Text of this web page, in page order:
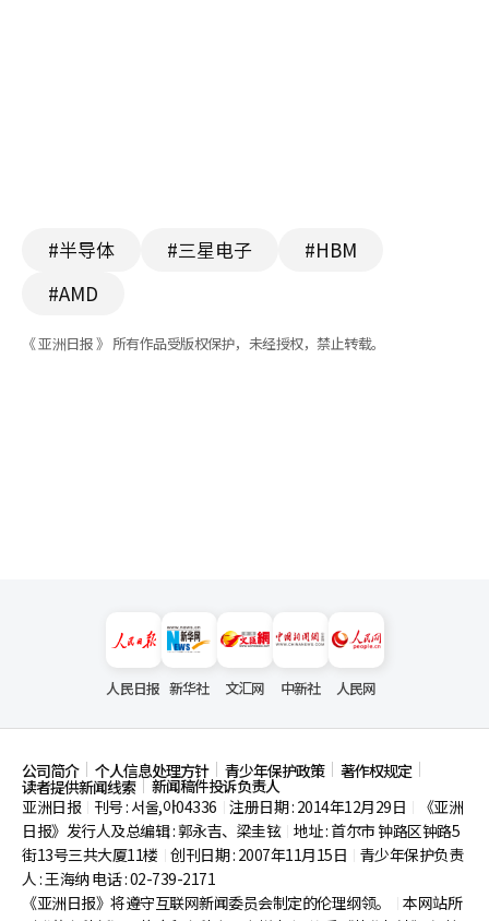
#半导体 #三星电子
#HBM
#AMD
《 亚洲日报 》 所有作品受版权保护，未经授权，禁止转载。
人民日报 新华社 文汇网 中新社 人民网
公司简介 个人信息处理方针 青少年保护政策 著作权规定
读者提供新闻线索
新闻稿件投诉负责人
亚洲日报
刊号 : 서울,아04336 注册日期 : 2014年12月29日
《亚洲
日报》发行人及总编辑 : 郭永吉、梁圭铉 地址 : 首尔市钟路区钟路5
街13号三共大厦11楼 创刊日期 : 2007年11月15日
青少年保护负责
人 : 王海纳 电话 : 02-739-2171
《亚洲日报》将遵守互联网新闻委员会制定的伦理纲领。
本网站所